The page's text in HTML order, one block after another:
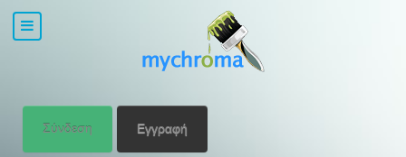
Σύνδεση Εγγραφή